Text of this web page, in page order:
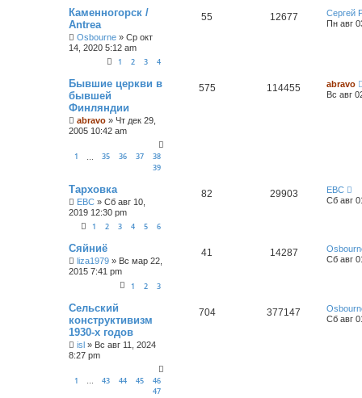
Каменногорск /
Antrea
Osbourne » Ср окт
14, 2020 5:12 am
1 2 3 4
55 12677
Сергей
Пн авг
Бывшие церкви в
бывшей
Финляндии
abravo » Чт дек 29,
2005 10:42 am
1 35 36 37
38
39
575 114455
abravo
Вс авг
Тарховка
ЕВС » Сб авг 10,
2019 12:30 pm
1 2 3 4 5 6
82 29903
ЕВС
Сб авг
Сяйниё
liza1979 » Вс мар 22,
2015 7:41 pm
1 2 3
41 14287
Сб авг
Сельский
конструктивизм
1930-х годов
isl » Вс авг 11, 2024
8:27 pm
1 … 43 44 45
46
47
704 377147
Сб авг